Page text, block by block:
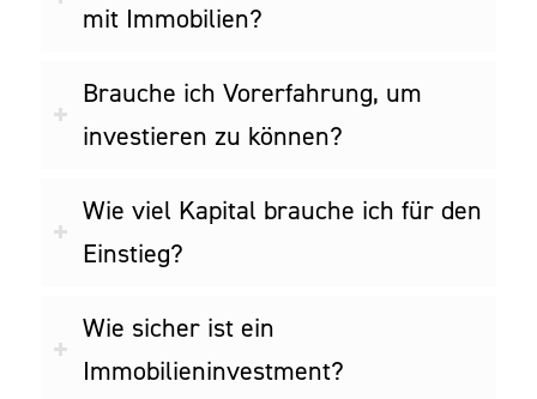
mit Immobilien?
Brauche ich Vorerfahrung, um
investieren zu können?
Wie viel Kapital brauche ich für den
Einstieg?
Wie sicher ist ein
Immobilieninvestment?